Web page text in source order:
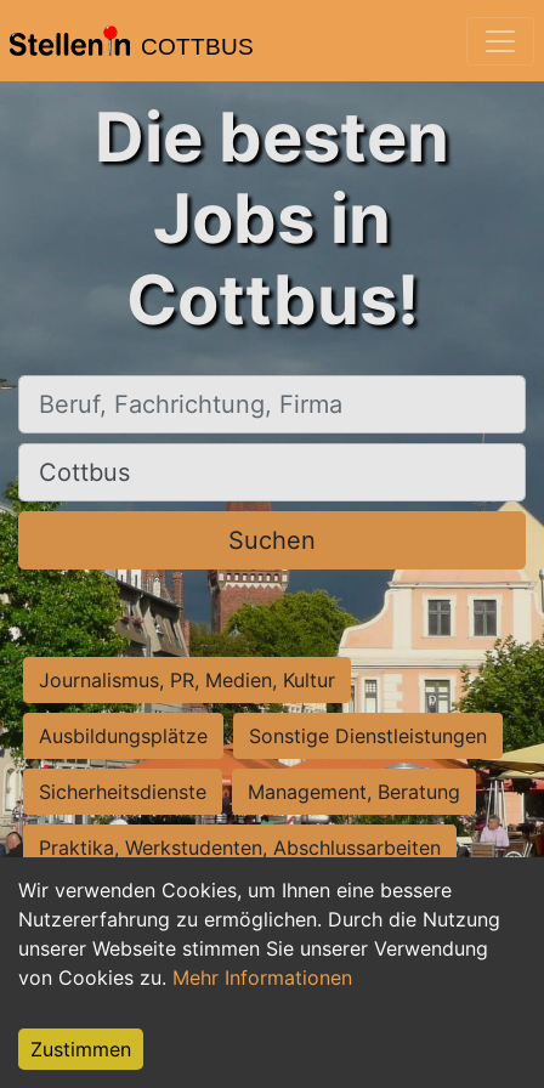
COTTBUS
Wir verwenden Cookies, um Ihnen eine bessere
Nutzererfahrung zu ermöglichen. Durch die Nutzung
unserer Webseite stimmen Sie unserer Verwendung
von Cookies zu. Mehr Informationen
Zustimmen
Die besten
Jobs in
Cottbus!
Beruf, Fachrichtung, Firma
Ort, Stadt
Suchen
Journalismus, PR, Medien, Kultur
Ausbildungsplätze Sonstige Dienstleistungen
Sicherheitsdienste Management, Beratung
Praktika, Werkstudenten, Abschlussarbeiten
Personalwesen Assistenz, Sekretariat
Hilfskräfte, Aushilfs- und Nebenjobs
Weiterbildung, Studium, duale Ausbildung